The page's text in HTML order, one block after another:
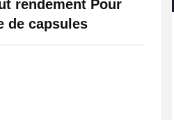
rendement Pour
de capsules